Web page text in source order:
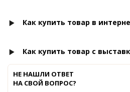
Как купить товар в
Как купить товар с
НЕ НАШЛИ ОТВЕТ
НА СВОЙ ВОПРОС?